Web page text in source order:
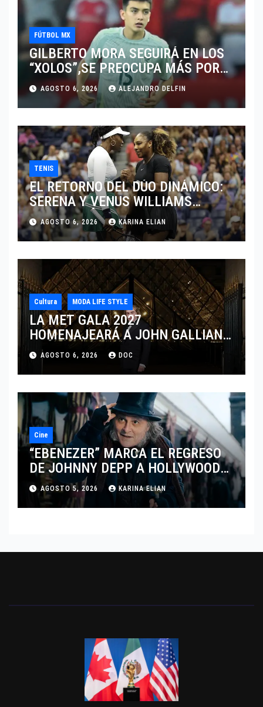
FÚTBOL MX
GILBERTO MORA SEGUIRÁ EN LOS
“XOLOS”,SE PREOCUPA MÁS POR
JUGAR EN SU EQUIPO.
AGOSTO 6, 2026 ALEJANDRO DELFIN
TENIS
EL RETORNO DEL DÚO DINÁMICO:
SERENA Y VENUS WILLIAMS
DISPUTARÁN LOS DOBLES EN
CINCINNATI 2026
AGOSTO 6, 2026 KARINA ELIAN
Cultura MODA LIFE STYLE
LA MET GALA 2027
HOMENAJEARÁ A JOHN GALLIANO
MARCANDO EL REGRESO DEL REY
DEL DRAMATISMO
AGOSTO 6, 2026 DOC
Cine
“EBENEZER” MARCA EL REGRESO
DE JOHNNY DEPP A HOLLYWOOD
TRAS SU PASO POR EL CINE
INDEPENDIENTE EUROPEO
AGOSTO 5, 2026 KARINA ELIAN